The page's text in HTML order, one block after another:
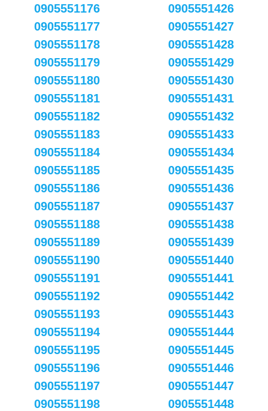
0905551176
0905551177
0905551178
0905551179
0905551180
0905551181
0905551182
0905551183
0905551184
0905551185
0905551186
0905551187
0905551188
0905551189
0905551190
0905551191
0905551192
0905551193
0905551194
0905551195
0905551196
0905551197
0905551198
0905551426
0905551427
0905551428
0905551429
0905551430
0905551431
0905551432
0905551433
0905551434
0905551435
0905551436
0905551437
0905551438
0905551439
0905551440
0905551441
0905551442
0905551443
0905551444
0905551445
0905551446
0905551447
0905551448